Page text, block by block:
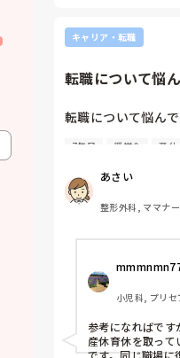
キャリア・転職
転職について悩
転職について悩んで
30代半ば、看護師
学生時代から、小
公のため、現在の
現在の病院は小児
お礼奉公が終わっ
調を崩し、半年で
そのときに、「辛
て頂き、元の病院
その後結婚し、産
挑戦しても失敗し
7年目 奨学金 産休
あさい
整形外科, ママナ
小児科, プリ
参考になればです
産休育休を取っ
です。同じ職場に